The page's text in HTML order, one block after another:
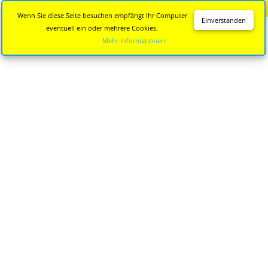
Einverstanden
Wenn Sie diese Seite besuchen empfängt Ihr Computer
eventuell ein oder mehrere Cookies.
Mehr Informationen